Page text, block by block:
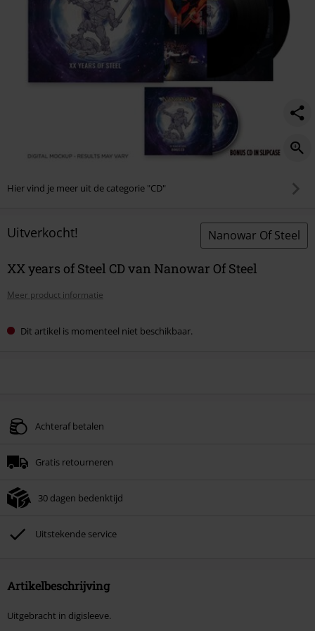
Hier vind je meer uit de categorie "CD"
Uitverkocht! Nanowar Of Steel
XX years of Steel CD van Nanowar Of Steel
Meer product informatie
Dit artikel is momenteel niet beschikbaar.
Achteraf betalen
Gratis retourneren
30 dagen bedenktijd
Uitstekende service
Artikelbeschrijving
Uitgebracht in digisleeve.